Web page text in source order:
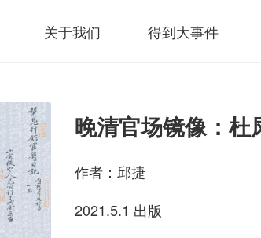
关于我们 得到大事件
作者： 邱捷
2021.5.1 出版